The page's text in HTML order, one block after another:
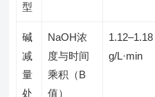
型
碱
减
量
处
NaOH浓
度与时间
乘积（B
值）
1.12–1.18
g/L·min